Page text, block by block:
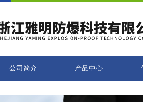
公司简介 产品中心